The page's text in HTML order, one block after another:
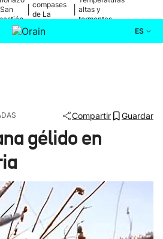
compases
de La
altas y
tormentas
ES
Ikusmiran
Eguraldia
Compartir Guardar
gélido en